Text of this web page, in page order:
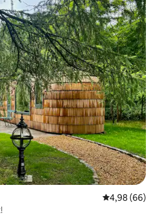
4,98 ud af 5 i
4,98 (66)